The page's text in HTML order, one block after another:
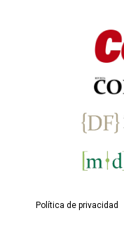
Política de privacidad